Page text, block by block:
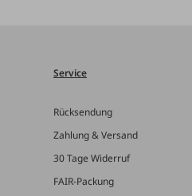
Service
Rücksendung
Zahlung & Versand
30 Tage Widerruf
FAIR-Packung